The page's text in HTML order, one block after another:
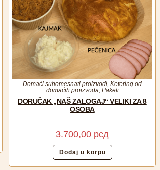
Domaći suhomesnati proizvodi Ketering od
domaćih proizvoda Paketi
DORUČAK „NAŠ ZALOGAJ“ VELIKI ZA 8
OSOBA
3.700,00 рсд
Dodaj u korpu